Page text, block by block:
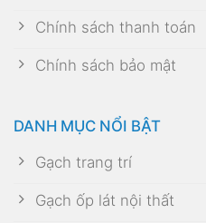
Chính sách thanh toán
Chính sách bảo mật
DANH MỤC NỔI BẬT
Gạch trang trí
Gạch ốp lát nội thất